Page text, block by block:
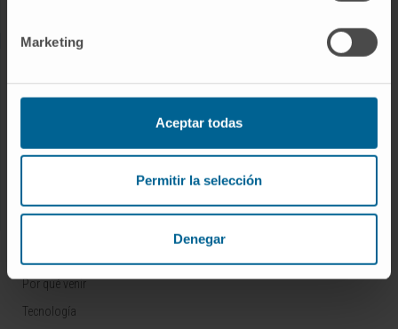
Marketing
Aceptar todas
Permitir la selección
Denegar
Ensayos clínicos
Residentes y Unidades Docentes
Área para profesionales
Por qué venir
Tecnología